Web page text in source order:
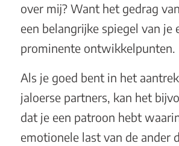
over mij? Want het gedrag
een belangrijke spiegel van je
prominente ontwikkelpunten.
Als je goed bent in het
jaloerse partners, kan het
dat je een patroon hebt
emotionele last van de ander